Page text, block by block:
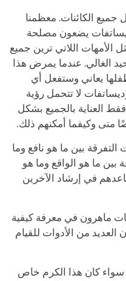
جميع الكائنات. معظمنا
يضعون مصلحة
الأمهات اللاتي ترين جميع
الغالي. عندما يمرض هذا
يعاني وستفعل أي
لا تتحمل رؤية
فقط العناية بالجميع بشكل
متى وكيفما أمكنهم ذلك.
التفرقة بين ما هو نافع وما
بين ما هو الواقع وما هو
في إرشاد الآخرين
ماهرون في معرفة كيفية
من الأدوات للقيام
سواء كان هذا الكرم خاص